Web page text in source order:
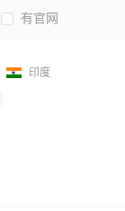
有官网
印度